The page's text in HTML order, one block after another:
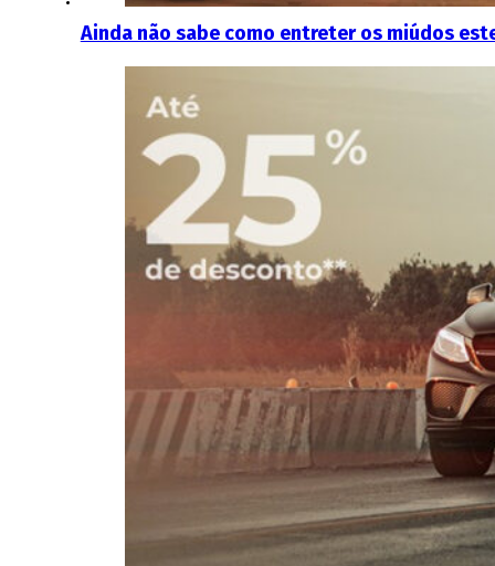
Ainda não sabe como entreter os miúdos